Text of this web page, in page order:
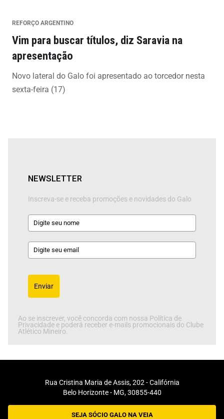
REFORÇO ARGENTINO
Vim para buscar títulos, diz Saravia na
apresentação
Novo lateral do Galo foi apresentado ao torcedor nesta
sexta-feira (17)
NEWSLETTER
Inscreva-se e receba promoções e novidades do Galo
Enviar
Ao se inscrever, você concorda com nossa Política de
Privacidade e poderá receber e-mails promocionais do Clube
Atlético Mineiro.
Rua Cristina Maria de Assis, 202 - Califórnia
Belo Horizonte - MG, 30855-440
SEJA SÓCIO GALO NA VEIA